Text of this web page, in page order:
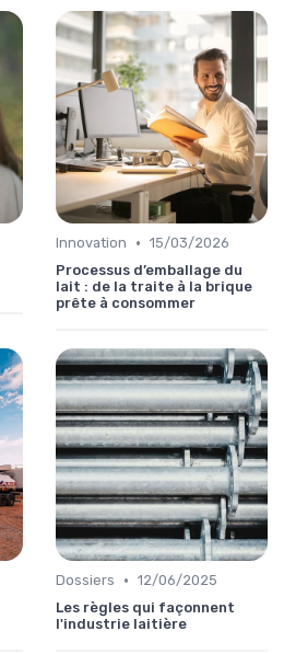
Innovation • 15/03/2026
Processus d’emballage du
lait : de la traite à la brique
prête à consommer
Dossiers • 12/06/2025
Les règles qui façonnent
l'industrie laitière